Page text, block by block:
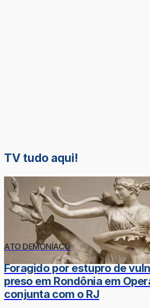
TV tudo aqui!
ATO DEMONÍACO
Foragido por estupro de
preso em Rondônia em
conjunta com o RJ